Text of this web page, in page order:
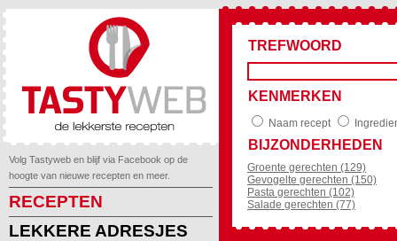
Volg Tastyweb en blijf via Facebook op de
hoogte van nieuwe recepten en meer.
RECEPTEN
LEKKERE ADRESJES
TREFWOORD
KENMERKEN
Naam recept
BIJZONDERHEDEN
Groente gerechten (129)
Gevogelte gerechten (150)
Pasta gerechten (102)
Salade gerechten (77)